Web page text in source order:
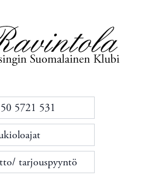
5721 531
tarjouspyyntö